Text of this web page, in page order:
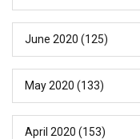
June 2020 (125)
May 2020 (133)
April 2020 (153)